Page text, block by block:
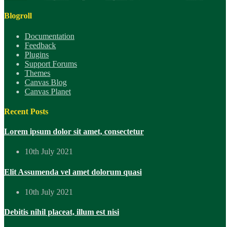
Blogroll
Documentation
Feedback
Plugins
Support Forums
Themes
Canvas Blog
Canvas Planet
Recent Posts
Lorem ipsum dolor sit amet, consectetur
10th July 2021
Elit Assumenda vel amet dolorum quasi
10th July 2021
Debitis nihil placeat, illum est nisi